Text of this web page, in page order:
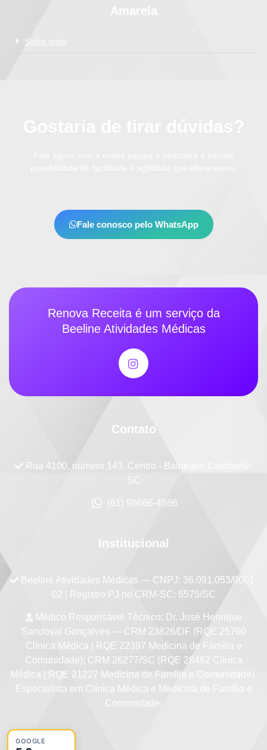
Saiba mais
Fale conosco pelo WhatsApp
Renova Receita é um serviço da
Beeline Atividades Médicas
Contato
Rua 4100, número 143, Centro - Balneário Camboriú-
SC
(61) 98666-4586
Institucional
Beeline Atividades Médicas — CNPJ: 36.091.053/0001-
02 | Registro PJ no CRM-SC: 6575/SC
Médico Responsável Técnico: Dr. José Henrique
Sandoval Gonçalves — CRM 23826/DF (RQE 25760
Clínica Médica | RQE 22397 Medicina de Família e
Comunidade); CRM 26277/SC (RQE 28482 Clínica
Médica | RQE 21227 Medicina de Família e Comunidade).
Especialista em Clínica Médica e Medicina de Família e
Comunidade.
GOOGLE